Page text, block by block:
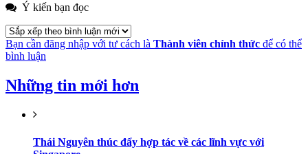
Ý kiến bạn đọc
Bạn cần đăng nhập với tư cách là Thành viên chính thức để có thể
bình luận
Những tin mới hơn
Thái Nguyên thúc đẩy hợp tác về các lĩnh vực với